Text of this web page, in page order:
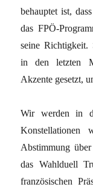
behauptet ist,
das FPÖ-
seine
in den letzten
Akzente gesetzt,
Wir werden in
Abstimmung
das Wahlduell
französischen